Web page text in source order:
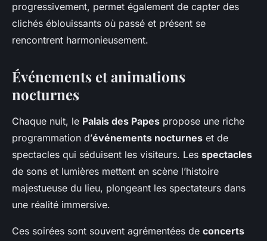
progressivement, permet également de capter des
clichés éblouissants où passé et présent se
rencontrent harmonieusement.
Événements et animations
nocturnes
Chaque nuit, le Palais des Papes propose une riche
programmation d’événements nocturnes et de
spectacles qui séduisent les visiteurs. Les spectacles
de sons et lumières mettent en scène l’histoire
majestueuse du lieu, plongeant les spectateurs dans
une réalité immersive.
Ces soirées sont souvent agrémentées de concerts